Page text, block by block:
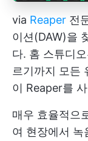
via Reaper 전
이션(DAW)을
다. 홈 스튜디
르기까지 모든
이 Reaper를
매우 효율적으
여 현장에서 녹